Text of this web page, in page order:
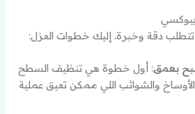
تتطلب دقة وخبرة. إليك خطوات العزل:
بعمق: أول خطوة هي تنظيف السطح
الأوساخ والشوائب اللي ممكن تعيق عملية